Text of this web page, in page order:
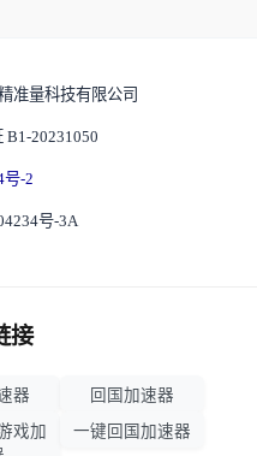
准量科技有限公司
B1-20231050
号-2
号-3A
接
器
回国加速器
戏加
一键回国加速器